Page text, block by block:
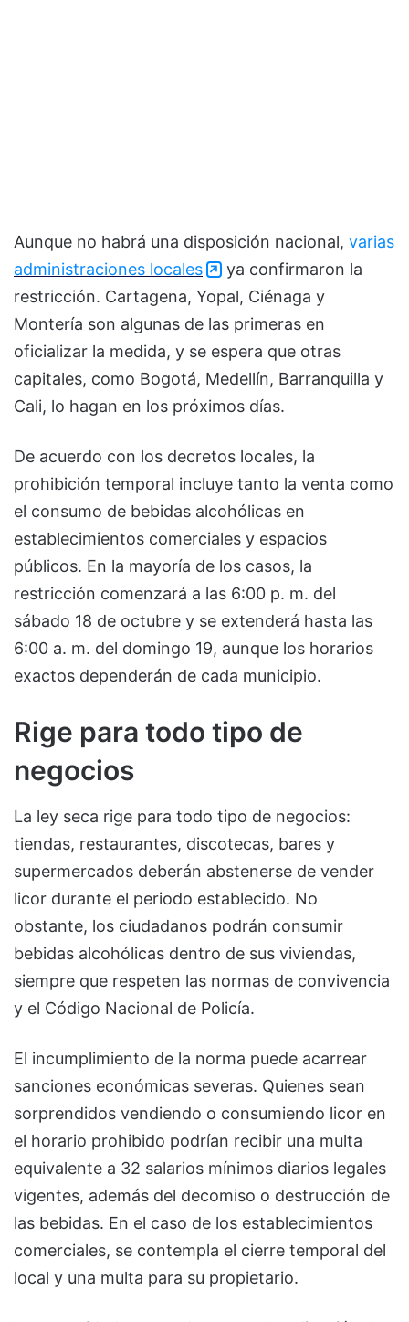
Aunque no habrá una disposición nacional, varias
administraciones locales
ya confirmaron la
restricción. Cartagena, Yopal, Ciénaga y
Montería son algunas de las primeras en
oficializar la medida, y se espera que otras
capitales, como Bogotá, Medellín, Barranquilla y
Cali, lo hagan en los próximos días.
De acuerdo con los decretos locales, la
prohibición temporal incluye tanto la venta como
el consumo de bebidas alcohólicas en
establecimientos comerciales y espacios
públicos. En la mayoría de los casos, la
restricción comenzará a las 6:00 p. m. del
sábado 18 de octubre y se extenderá hasta las
6:00 a. m. del domingo 19, aunque los horarios
exactos dependerán de cada municipio.
Rige para todo tipo de
negocios
La ley seca rige para todo tipo de negocios:
tiendas, restaurantes, discotecas, bares y
supermercados deberán abstenerse de vender
licor durante el periodo establecido. No
obstante, los ciudadanos podrán consumir
bebidas alcohólicas dentro de sus viviendas,
siempre que respeten las normas de convivencia
y el Código Nacional de Policía.
El incumplimiento de la norma puede acarrear
sanciones económicas severas. Quienes sean
sorprendidos vendiendo o consumiendo licor en
el horario prohibido podrían recibir una multa
equivalente a 32 salarios mínimos diarios legales
vigentes, además del decomiso o destrucción de
las bebidas. En el caso de los establecimientos
comerciales, se contempla el cierre temporal del
local y una multa para su propietario.